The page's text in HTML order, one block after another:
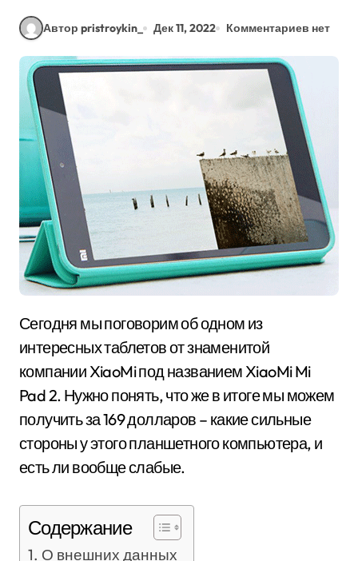
Автор pristroykin_ Дек 11, 2022 Комментариев нет
Сегодня мы поговорим об одном из
интересных таблетов от знаменитой
компании XiaoMi под названием XiaoMi Mi
Pad 2. Нужно понять, что же в итоге мы можем
получить за 169 долларов – какие сильные
стороны у этого планшетного компьютера, и
есть ли вообще слабые.
Содержание
О внешних данных